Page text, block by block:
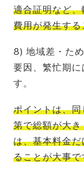
適合証明など
費用が発生す
8) 地域差・た
要因、繁忙期
す。
ポイントは、
第で総額が大
は、基本料金
ることが大事で